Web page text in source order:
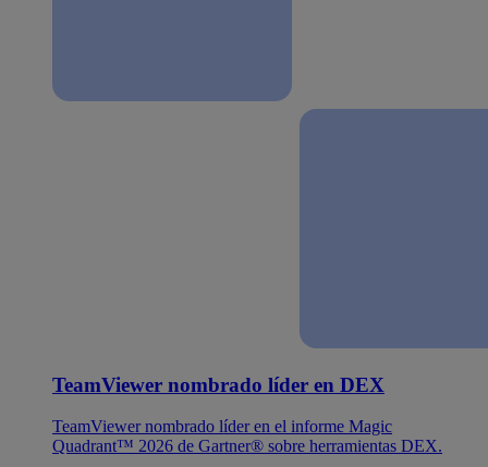
TeamViewer nombrado líder en DEX
TeamViewer nombrado líder en el informe Magic
Quadrant™ 2026 de Gartner® sobre herramientas DEX.